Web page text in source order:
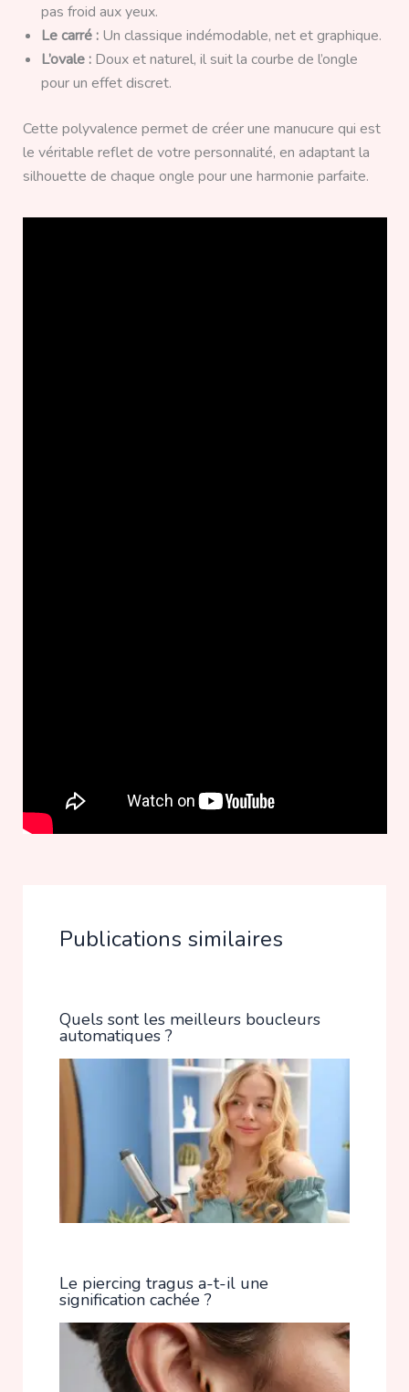
pas froid aux yeux.
Le carré :Un classique indémodable, net et graphique.
L’ovale :Doux et naturel, il suit la courbe de l’ongle
pour un effet discret.
Cette polyvalence permet de créer une manucure qui est
le véritable reflet de votre personnalité, en adaptant la
silhouette de chaque ongle pour une harmonie parfaite.
Publications similaires
Quels sont les meilleurs boucleurs
automatiques ?
Le piercing tragus a-t-il une
signification cachée ?